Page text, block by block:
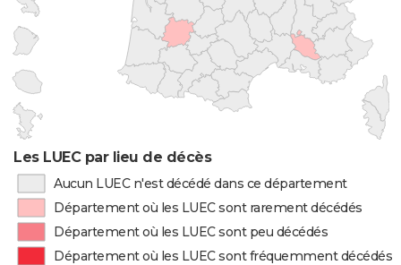
Les LUEC par lieu de décès
Aucun LUEC n'est décédé dans ce département
Département où les LUEC sont rarement décédés
Département où les LUEC sont peu décédés
Département où les LUEC sont fréquemment décédés